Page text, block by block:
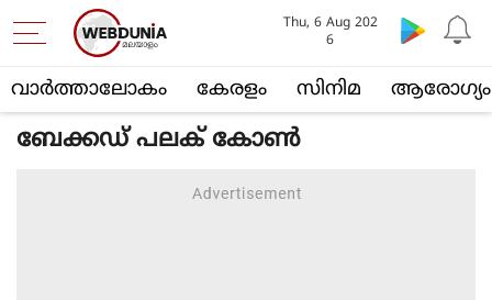
വാര്‍ത്താലോകം കേരളം സിനിമ ആരോഗ്യം
Thu, 6 Aug 202
6
ബേക്കഡ് പലക് കോണ്‍